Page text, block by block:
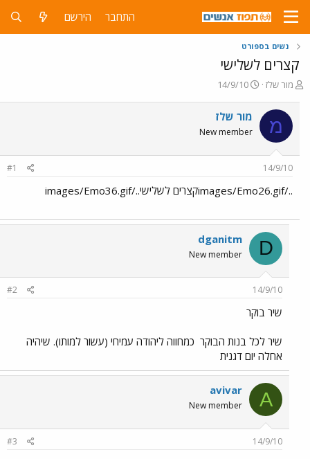
התחבר הירשם
נשים בספורט
קצרים לשלישי
פ
ח
ה
ו
ש
מור שלז
פ
ס
ם
ת
י
14/9/10
מ מור שלז
New member
14/9/10
#1
../images/Emo26.gifקצרים לשלישי../images/Emo36.gif
D
dganitm
New member
14/9/10
#2
שיר בוקר
שיר לכל בנות הבוקר כמחווה ליהודה עמיחי (עשור למותו). שיהיה
אחלה יום דגנית
A
avivar
New member
14/9/10
#3